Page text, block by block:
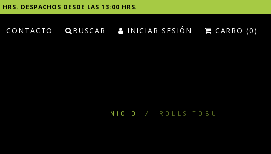
DESPACHOS DESDE LAS 13:00 HRS.
CONTACTO BUSCAR INICIAR SESIÓN CARRO (0)
INICIO / ROLLS TOBU